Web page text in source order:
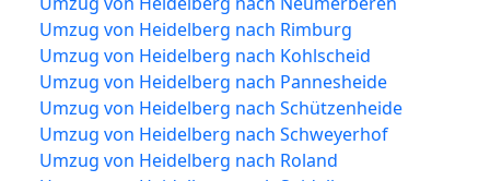
Umzug von Heidelberg nach Rimburg
Umzug von Heidelberg nach Kohlscheid
Umzug von Heidelberg nach Pannesheide
Umzug von Heidelberg nach Schützenheide
Umzug von Heidelberg nach Schweyerhof
Umzug von Heidelberg nach Roland